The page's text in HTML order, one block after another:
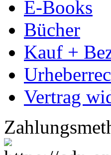
E-Books
Bücher
Kauf +
Vertrag